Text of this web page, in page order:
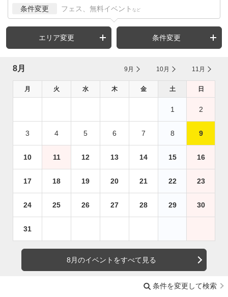
条件変更 フェス、無料イベント など
エリア変更 条件変更
8月 9月 10月 11月
月 火 水 木 金 土 日
1 2
3 4 5 6 7 8 9
10 11 12 13 14 15 16
17 18 19 20 21 22 23
24 25 26 27 28 29 30
31
8月のイベントをすべて見る
条件を変更して検索